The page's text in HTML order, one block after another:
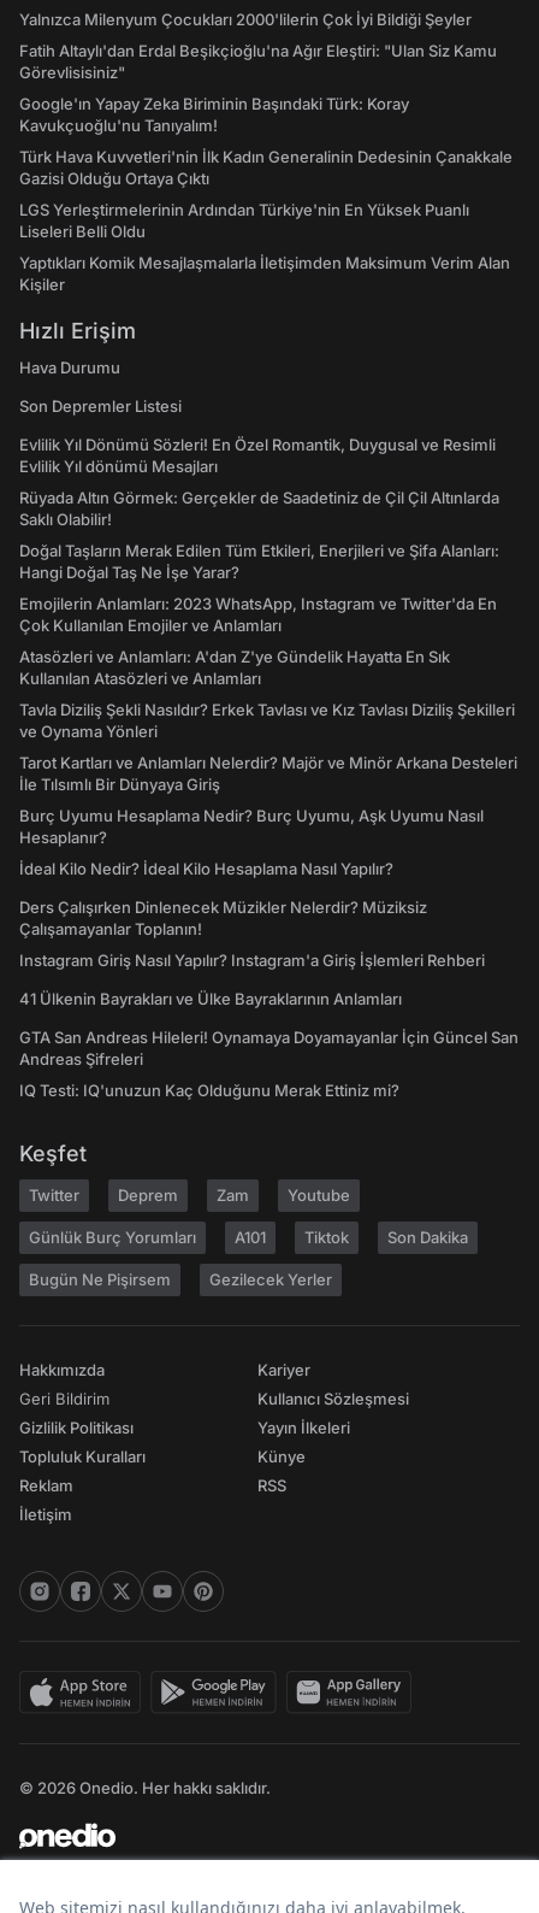
Yalnızca Milenyum Çocukları 2000'lilerin Çok İyi Bildiği Şeyler
Fatih Altaylı'dan Erdal Beşikçioğlu'na Ağır Eleştiri: "Ulan Siz Kamu
Görevlisisiniz"
Google'ın Yapay Zeka Biriminin Başındaki Türk: Koray
Kavukçuoğlu'nu Tanıyalım!
Türk Hava Kuvvetleri'nin İlk Kadın Generalinin Dedesinin Çanakkale
Gazisi Olduğu Ortaya Çıktı
LGS Yerleştirmelerinin Ardından Türkiye'nin En Yüksek Puanlı
Liseleri Belli Oldu
Yaptıkları Komik Mesajlaşmalarla İletişimden Maksimum Verim Alan
Kişiler
Hızlı Erişim
Hava Durumu
Son Depremler Listesi
Evlilik Yıl Dönümü Sözleri! En Özel Romantik, Duygusal ve Resimli
Evlilik Yıl dönümü Mesajları
Rüyada Altın Görmek: Gerçekler de Saadetiniz de Çil Çil Altınlarda
Saklı Olabilir!
Doğal Taşların Merak Edilen Tüm Etkileri, Enerjileri ve Şifa Alanları:
Hangi Doğal Taş Ne İşe Yarar?
Emojilerin Anlamları: 2023 WhatsApp, Instagram ve Twitter'da En
Çok Kullanılan Emojiler ve Anlamları
Atasözleri ve Anlamları: A'dan Z'ye Gündelik Hayatta En Sık
Kullanılan Atasözleri ve Anlamları
Tavla Diziliş Şekli Nasıldır? Erkek Tavlası ve Kız Tavlası Diziliş Şekilleri
ve Oynama Yönleri
Tarot Kartları ve Anlamları Nelerdir? Majör ve Minör Arkana Desteleri
İle Tılsımlı Bir Dünyaya Giriş
Burç Uyumu Hesaplama Nedir? Burç Uyumu, Aşk Uyumu Nasıl
Hesaplanır?
İdeal Kilo Nedir? İdeal Kilo Hesaplama Nasıl Yapılır?
Ders Çalışırken Dinlenecek Müzikler Nelerdir? Müziksiz
Çalışamayanlar Toplanın!
Instagram Giriş Nasıl Yapılır? Instagram'a Giriş İşlemleri Rehberi
41 Ülkenin Bayrakları ve Ülke Bayraklarının Anlamları
GTA San Andreas Hileleri! Oynamaya Doyamayanlar İçin Güncel San
Andreas Şifreleri
IQ Testi: IQ'unuzun Kaç Olduğunu Merak Ettiniz mi?
Keşfet
Twitter Deprem Zam Youtube
Günlük Burç Yorumları A101 Tiktok Son Dakika
Bugün Ne Pişirsem Gezilecek Yerler
Hakkımızda
Geri Bildirim
Gizlilik Politikası
Topluluk Kuralları
Reklam
İletişim
Kariyer
Kullanıcı Sözleşmesi
Yayın İlkeleri
Künye
RSS
© 2026 Onedio. Her hakkı saklıdır.